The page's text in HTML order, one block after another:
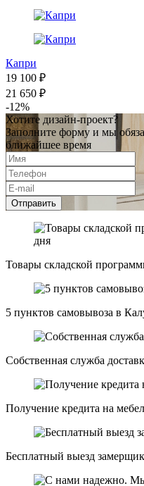
Капри
19 100 ₽
21 650 ₽
-12%
Хотите дизайн-проект?
Заполните форму и мы
ближайшее время
Отправить
Товары складской
5 пунктов самовывоза в
Собственная служба
Получение кредита на
Бесплатный выезд